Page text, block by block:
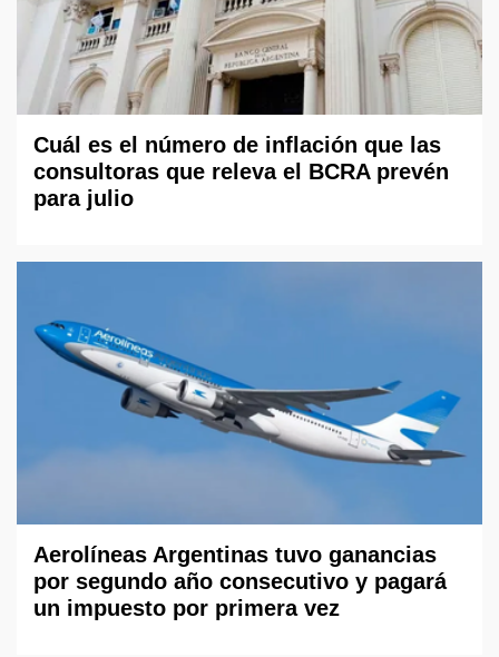
Cuál es el número de inflación que las
consultoras que releva el BCRA prevén
para julio
Aerolíneas Argentinas tuvo ganancias
por segundo año consecutivo y pagará
un impuesto por primera vez